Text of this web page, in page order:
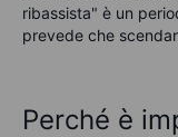
ribassista" è un
prevede che
Perché è